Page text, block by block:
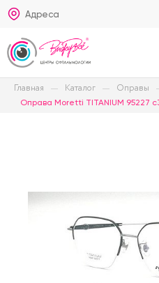
Адреса
Главная Каталог Оправы
Оправа Moretti TITANIUM 95227